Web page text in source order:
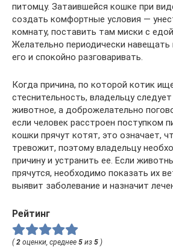
питомцу. Затаившейся кошке при
создать комфортные условия —
комнату, поставить там миски с
Желательно периодически навещать
его и спокойно разговаривать.
Когда причина, по которой котик
стеснительность, владельцу
животное, а доброжелательно
если человек расстроен поступком
кошки прячут котят, это означает,
тревожит, поэтому владельцу
причину и устранить ее. Если
прячутся, необходимо показать их
выявит заболевание и назначит
Рейтинг
(2 оценки, среднее 5 из 5 )